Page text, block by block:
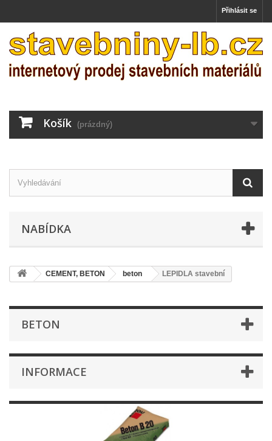
Přihlásit se
Košík (prázdný)
NABÍDKA
CEMENT, BETON beton LEPIDLA stavební
BETON
INFORMACE